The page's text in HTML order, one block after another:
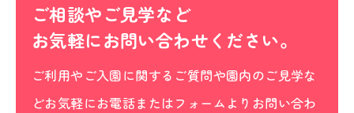
ご相談やご見学など
お気軽にお問い合わせください。
ご利用やご入園に関するご質問や園内のご見学な
どお気軽にお電話またはフォームよりお問い合わ